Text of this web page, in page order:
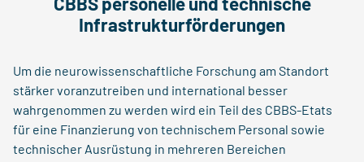
Infrastrukturförderungen
Um die neurowissenschaftliche Forschung am Standort
stärker voranzutreiben und international besser
wahrgenommen zu werden wird ein Teil des CBBS-Etats
für eine Finanzierung von technischem Personal sowie
technischer Ausrüstung in mehreren Bereichen